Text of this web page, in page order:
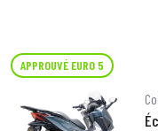
APPROUVÉ EURO 5